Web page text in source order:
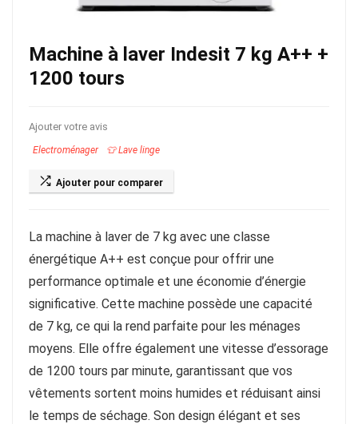
Machine à laver Indesit 7 kg A++ +
1200 tours
Ajouter votre avis
Electroménager 👕 Lave linge
Ajouter pour comparer
La machine à laver de 7 kg avec une classe
énergétique A++ est conçue pour offrir une
performance optimale et une économie d’énergie
significative. Cette machine possède une capacité
de 7 kg, ce qui la rend parfaite pour les ménages
moyens. Elle offre également une vitesse d’essorage
de 1200 tours par minute, garantissant que vos
vêtements sortent moins humides et réduisant ainsi
le temps de séchage. Son design élégant et ses